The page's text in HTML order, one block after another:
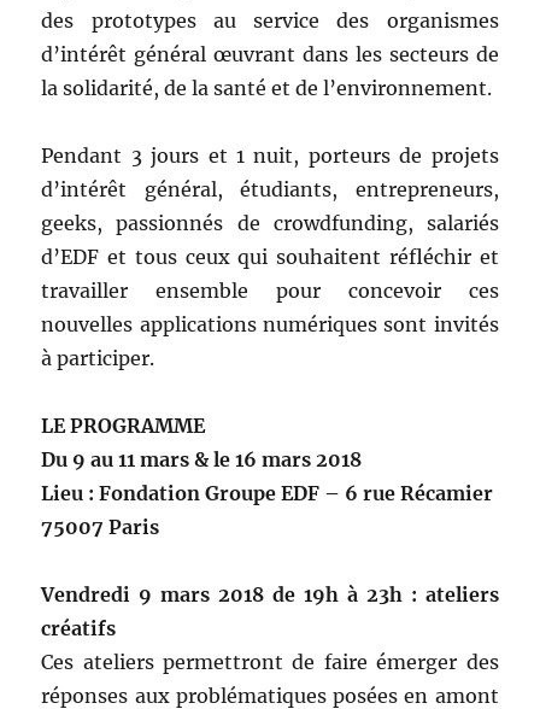
des prototypes au service des organismes
d’intérêt général œuvrant dans les secteurs de
la solidarité, de la santé et de l’environnement.
Pendant 3 jours et 1 nuit, porteurs de projets
d’intérêt général, étudiants, entrepreneurs,
geeks, passionnés de crowdfunding, salariés
d’EDF et tous ceux qui souhaitent réfléchir et
travailler ensemble pour concevoir ces
nouvelles applications numériques sont invités
à participer.
LE PROGRAMME
Du 9 au 11 mars & le 16 mars 2018
Lieu : Fondation Groupe EDF – 6 rue Récamier
75007 Paris
Vendredi 9 mars 2018 de 19h à 23h : ateliers
créatifs
Ces ateliers permettront de faire émerger des
réponses aux problématiques posées en amont